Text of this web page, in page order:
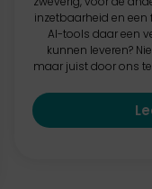
inzetbaarheid en
AI-tools daar een
kunnen leveren?
maar juist door ons